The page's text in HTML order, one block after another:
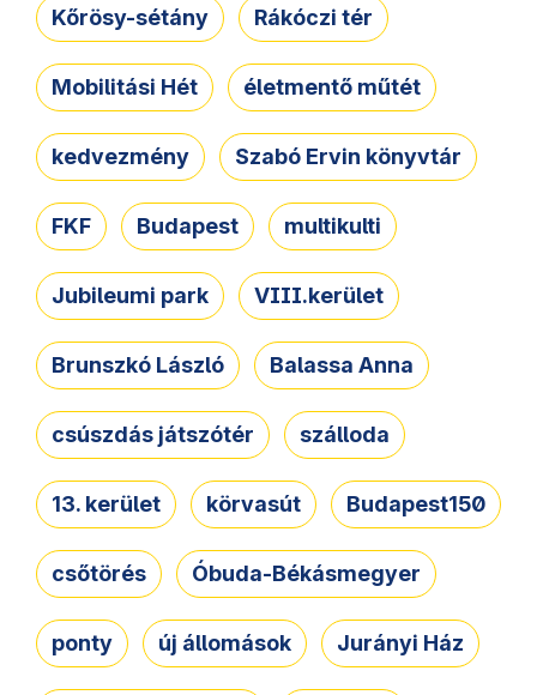
Kőrösy-sétány Rákóczi tér
Mobilitási Hét életmentő műtét
kedvezmény Szabó Ervin könyvtár
FKF Budapest multikulti
Jubileumi park VIII.kerület
Brunszkó László Balassa Anna
csúszdás játszótér szálloda
13. kerület körvasút Budapest150
csőtörés Óbuda-Békásmegyer
ponty új állomások Jurányi Ház